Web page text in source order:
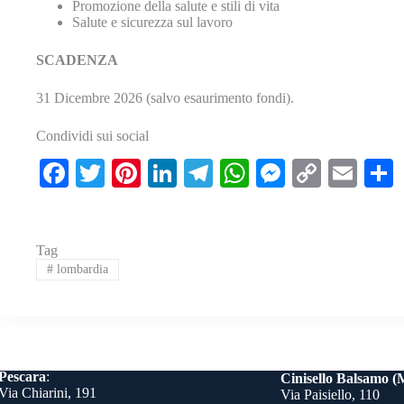
Promozione della salute e stili di vita
Salute e sicurezza sul lavoro
SCADENZA
31 Dicembre 2026 (salvo esaurimento fondi).
Condividi sui social
Fa
ok
T
r
Pi Li Te W M C
E
Tag
#lombardia
:
Chiarini, 191
Cinisello Balsamo
Via Paisiello, 110